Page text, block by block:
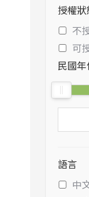
授權狀
不
可
民國年
語言
中